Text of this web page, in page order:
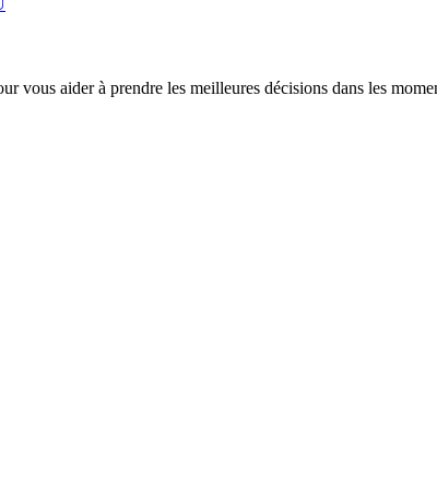
vous aider à prendre les meilleures décisions dans les